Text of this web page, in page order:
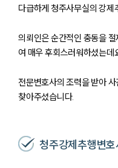
다급하게 청주사무실의 강
의뢰인은 순간적인 충동을
여 매우 후회스러워하셨는데
전문변호사의 조력을 받아
찾아주셨습니다.
청주강제추행변호